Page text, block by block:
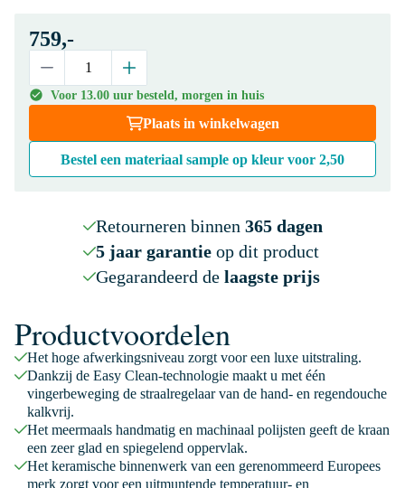
759,-
Voor 13.00 uur besteld, morgen in huis
Plaats in winkelwagen
Bestel een materiaal sample op kleur voor 2,50
Retourneren binnen 365 dagen
5 jaar garantieop dit product
Gegarandeerd de laagste prijs
Productvoordelen
Het hoge afwerkingsniveau zorgt voor een luxe uitstraling.
Dankzij de Easy Clean-technologie maakt u met één
vingerbeweging de straalregelaar van de hand- en regendouche
kalkvrij.
Het meermaals handmatig en machinaal polijsten geeft de kraan
een zeer glad en spiegelend oppervlak.
Het keramische binnenwerk van een gerenommeerd Europees
merk zorgt voor een uitmuntende temperatuur- en